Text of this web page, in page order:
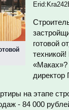
готовой
«Маках»?
директор
на этапе
- 84 000